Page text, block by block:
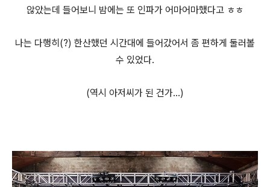
않았는데 들어보니 밤에는 또 인파가 어마어마했다고 ㅎㅎ
나는 다행히(?) 한산했던 시간대에 들어갔어서 좀 편하게 둘러볼
수 있었다.
(역시 아저씨가 된 건가...)